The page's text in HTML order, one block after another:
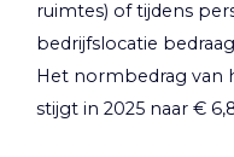
ruimtes) of tijdens
bedrijfslocatie
Het normbedrag van
stijgt in 2025 naar €